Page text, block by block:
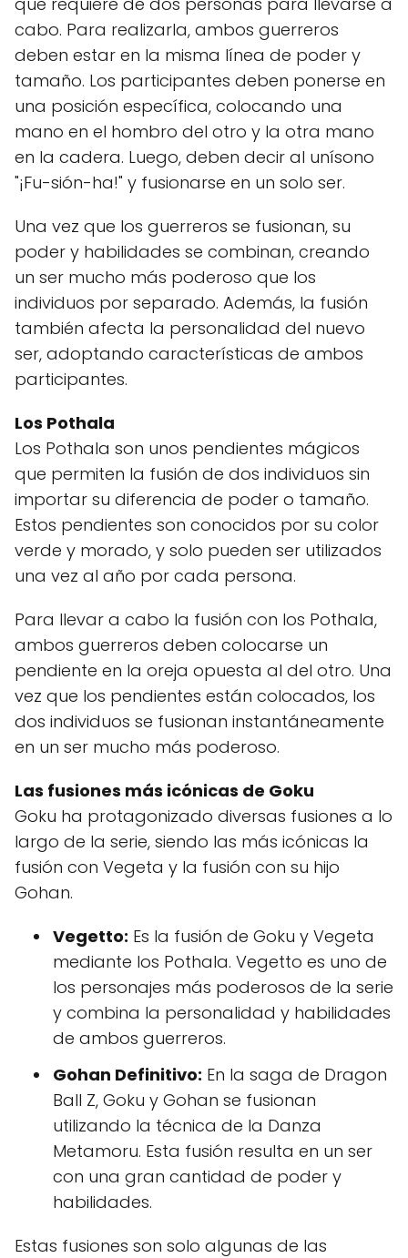
cabo. Para realizarla, ambos guerreros
deben estar en la misma línea de poder y
tamaño. Los participantes deben ponerse en
una posición específica, colocando una
mano en el hombro del otro y la otra mano
en la cadera. Luego, deben decir al unísono
"¡Fu-sión-ha!" y fusionarse en un solo ser.
Una vez que los guerreros se fusionan, su
poder y habilidades se combinan, creando
un ser mucho más poderoso que los
individuos por separado. Además, la fusión
también afecta la personalidad del nuevo
ser, adoptando características de ambos
participantes.
Los Pothala
Los Pothala son unos pendientes mágicos
que permiten la fusión de dos individuos sin
importar su diferencia de poder o tamaño.
Estos pendientes son conocidos por su color
verde y morado, y solo pueden ser utilizados
una vez al año por cada persona.
Para llevar a cabo la fusión con los Pothala,
ambos guerreros deben colocarse un
pendiente en la oreja opuesta al del otro. Una
vez que los pendientes están colocados, los
dos individuos se fusionan instantáneamente
en un ser mucho más poderoso.
Las fusiones más icónicas de Goku
Goku ha protagonizado diversas fusiones a lo
largo de la serie, siendo las más icónicas la
fusión con Vegeta y la fusión con su hijo
Gohan.
Vegetto: Es la fusión de Goku y Vegeta
mediante los Pothala. Vegetto es uno de
los personajes más poderosos de la serie
y combina la personalidad y habilidades
de ambos guerreros.
Gohan Definitivo: En la saga de Dragon
Ball Z, Goku y Gohan se fusionan
utilizando la técnica de la Danza
Metamoru. Esta fusión resulta en un ser
con una gran cantidad de poder y
habilidades.
Estas fusiones son solo algunas de las